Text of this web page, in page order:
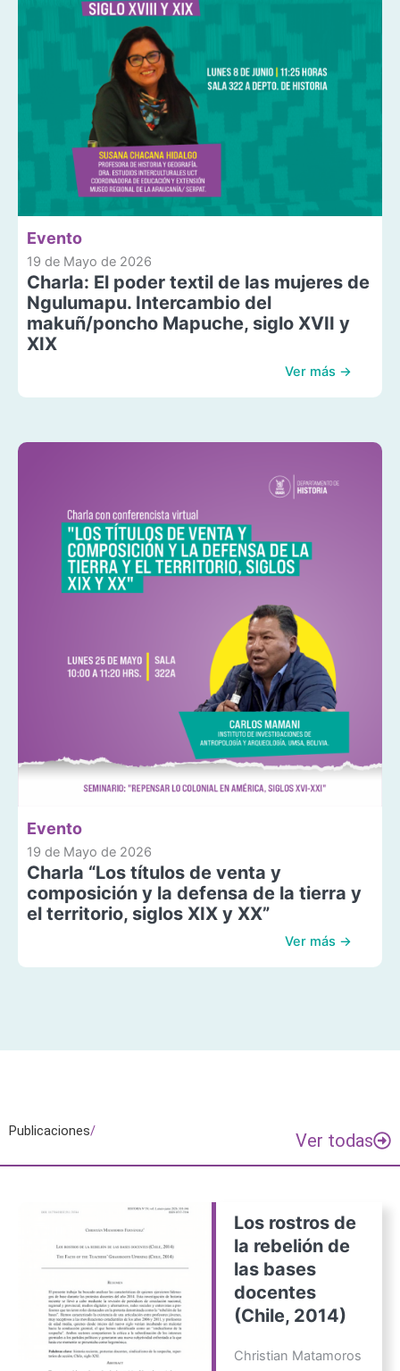
Evento
19 de Mayo de 2026
Charla: El poder textil de las mujeres de
Ngulumapu. Intercambio del
makuñ/poncho Mapuche, siglo XVII y
XIX
Ver más →
Evento
19 de Mayo de 2026
Charla “Los títulos de venta y
composición y la defensa de la tierra y
el territorio, siglos XIX y XX”
Ver más →
Publicaciones/ Ver todas
Los rostros de
la rebelión de
las bases
docentes
(Chile, 2014)
Christian Matamoros